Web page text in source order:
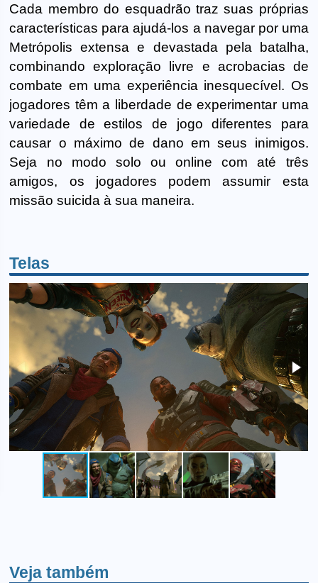
Cada membro do esquadrão traz suas próprias
características para ajudá-los a navegar por uma
Metrópolis extensa e devastada pela batalha,
combinando exploração livre e acrobacias de
combate em uma experiência inesquecível. Os
jogadores têm a liberdade de experimentar uma
variedade de estilos de jogo diferentes para
causar o máximo de dano em seus inimigos.
Seja no modo solo ou online com até três
amigos, os jogadores podem assumir esta
missão suicida à sua maneira.
Telas
Veja também